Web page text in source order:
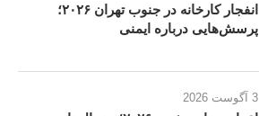
انفجار کارخانه در جنوب تهران ۲۰۲۶؛
پرسش‌هایی درباره ایمنی
3 آگوست 2026